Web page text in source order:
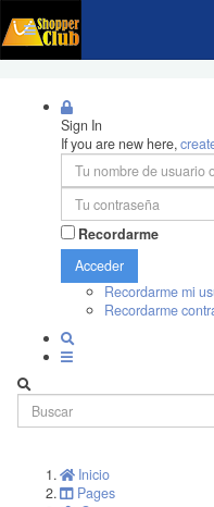
Sign In
If you are new here,
Recordarme
Acceder
Recordarme mi
Recordarme
Inicio
Pages